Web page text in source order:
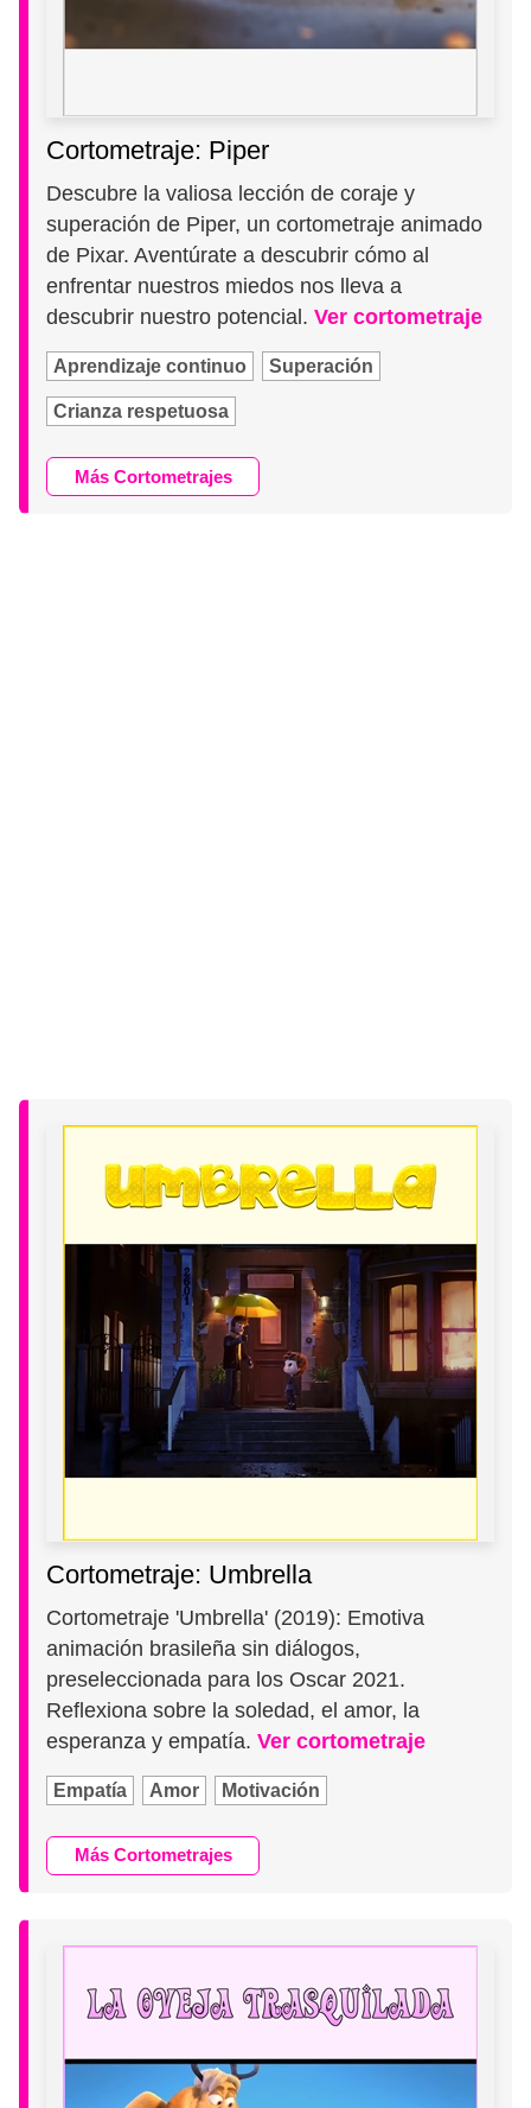
Cortometraje: Piper
Descubre la valiosa lección de coraje y
superación de Piper, un cortometraje animado
de Pixar. Aventúrate a descubrir cómo al
enfrentar nuestros miedos nos lleva a
descubrir nuestro potencial.Ver cortometraje
Aprendizaje continuo Superación
Crianza respetuosa
Más Cortometrajes
Cortometraje: Umbrella
Cortometraje 'Umbrella' (2019): Emotiva
animación brasileña sin diálogos,
preseleccionada para los Oscar 2021.
Reflexiona sobre la soledad, el amor, la
esperanza y empatía.Ver cortometraje
Empatía Amor Motivación
Más Cortometrajes